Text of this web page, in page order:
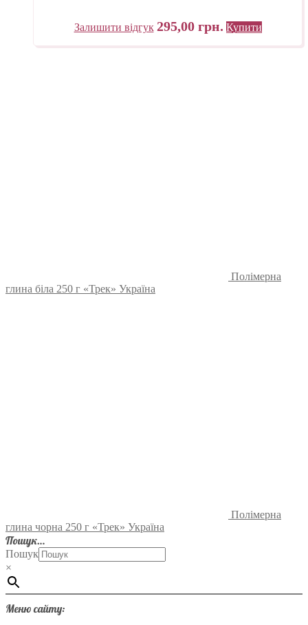
Залишити відгук 295,00 грн. Купити
Полімерна
глина біла 250 г «Трек» Україна
Полімерна
глина чорна 250 г «Трек» Україна
Пошук…
Пошук
×
Меню сайту: